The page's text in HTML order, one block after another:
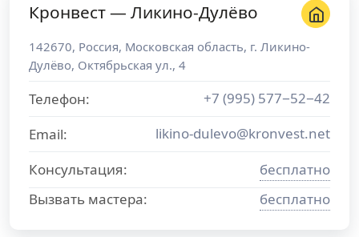
Кронвест — Ликино-Дулёво
142670, Россия, Московская область, г. Ликино-
Дулёво, Октябрьская ул., 4
Телефон:
+7 (995) 577−52−42
Email:
likino-dulevo@kronvest.net
Консультация:
бесплатно
Вызвать мастера:
бесплатно